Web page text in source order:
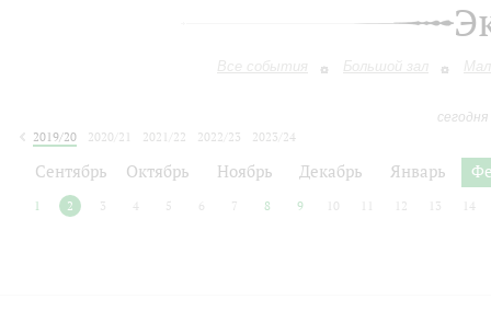
Все события Большой зал
2019/20
2020/21 2021/22 2022/23
2023/24
Сентябрь Октябрь Ноябрь Декабрь Январь
1 2 3 4 5 6 7 8 9 10 12 13 14